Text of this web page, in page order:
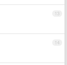
13
14